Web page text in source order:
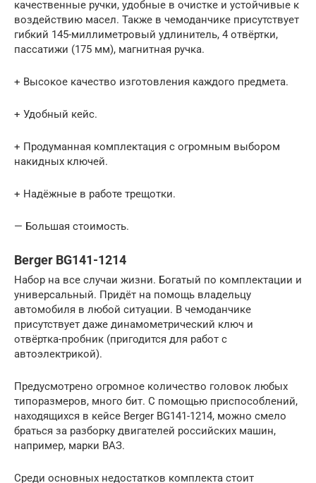
качественные ручки, удобные в очистке и устойчивые к
воздействию масел. Также в чемоданчике присутствует
гибкий 145-миллиметровый удлинитель, 4 отвёртки,
пассатижи (175 мм), магнитная ручка.
+ Высокое качество изготовления каждого предмета.
+ Удобный кейс.
+ Продуманная комплектация с огромным выбором
накидных ключей.
+ Надёжные в работе трещотки.
— Большая стоимость.
Berger BG141-1214
Набор на все случаи жизни. Богатый по комплектации и
универсальный. Придёт на помощь владельцу
автомобиля в любой ситуации. В чемоданчике
присутствует даже динамометрический ключ и
отвёртка-пробник (пригодится для работ с
автоэлектрикой).
Предусмотрено огромное количество головок любых
типоразмеров, много бит. С помощью приспособлений,
находящихся в кейсе Berger BG141-1214, можно смело
браться за разборку двигателей российских машин,
например, марки ВАЗ.
Среди основных недостатков комплекта стоит